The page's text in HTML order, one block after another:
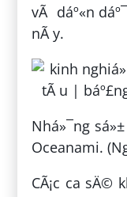
vÃ dáº«n
nÃ y.
Nhá»¯ng
Oceanami.
CÃ¡c ca sÄ©